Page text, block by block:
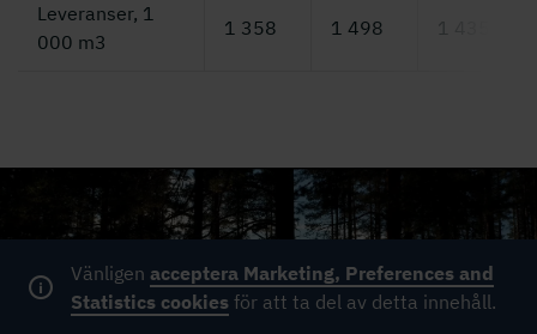
Leveranser, 1
000 m3
1 358 1 498 1 435
Vänligen acceptera Marketing, Preferences and
Statistics cookies för att ta del av detta innehåll.